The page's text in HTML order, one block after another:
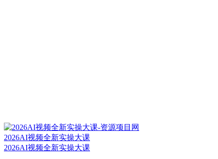
2026AI视频全新实操大课
2026AI视频全新实操大课